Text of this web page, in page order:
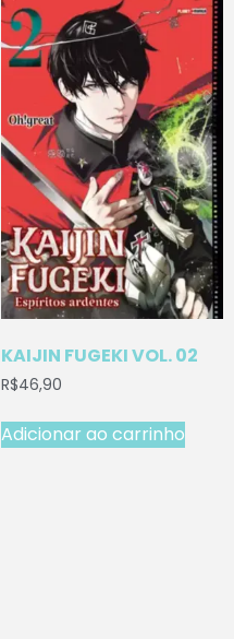
KAIJIN FUGEKI VOL. 02
R$46,90
Adicionar ao carrinho